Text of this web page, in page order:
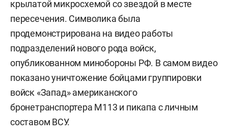
крылатой микросхемой со звездой в месте
пересечения. Символика была
продемонстрирована на видео работы
подразделений нового рода войск,
опубликованном минобороны РФ. В самом видео
показано уничтожение бойцами группировки
войск «Запад» американского
бронетранспортера М113 и пикапа с личным
составом ВСУ.